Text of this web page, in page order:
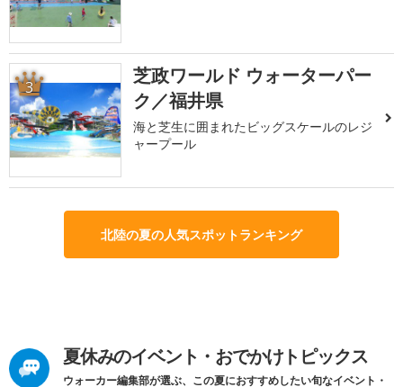
3
芝政ワールド ウォーターパー
ク／福井県
海と芝生に囲まれたビッグスケールのレジ
ャープール
北陸の夏の人気スポットランキング
夏休みのイベント・おでかけトピックス
ウォーカー編集部が選ぶ、この夏におすすめしたい旬なイベント・